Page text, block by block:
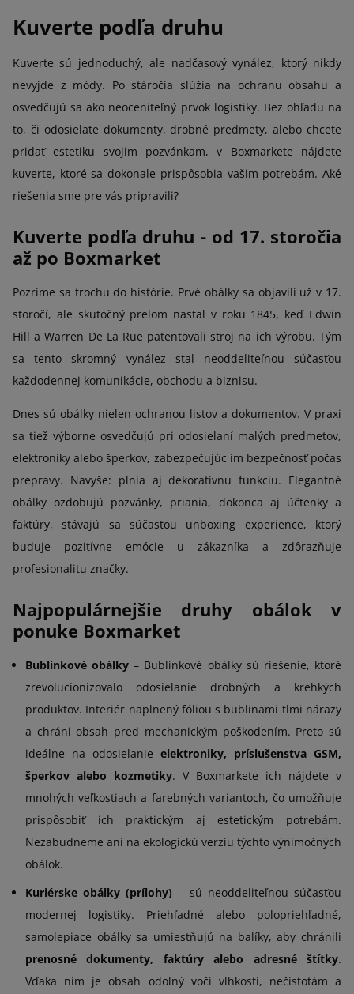
Kuverte podľa druhu
Kuverte sú jednoduchý, ale nadčasový vynález, ktorý nikdy
nevyjde z módy. Po stáročia slúžia na ochranu obsahu a
osvedčujú sa ako neoceniteľný prvok logistiky. Bez ohľadu na
to, či odosielate dokumenty, drobné predmety, alebo chcete
pridať estetiku svojim pozvánkam, v Boxmarkete nájdete
kuverte, ktoré sa dokonale prispôsobia vašim potrebám. Aké
riešenia sme pre vás pripravili?
Kuverte podľa druhu - od 17. storočia
až po Boxmarket
Pozrime sa trochu do histórie. Prvé obálky sa objavili už v 17.
storočí, ale skutočný prelom nastal v roku 1845, keď Edwin
Hill a Warren De La Rue patentovali stroj na ich výrobu. Tým
sa tento skromný vynález stal neoddeliteľnou súčasťou
každodennej komunikácie, obchodu a biznisu.
Dnes sú obálky nielen ochranou listov a dokumentov. V praxi
sa tiež výborne osvedčujú pri odosielaní malých predmetov,
elektroniky alebo šperkov, zabezpečujúc im bezpečnosť počas
prepravy. Navyše: plnia aj dekoratívnu funkciu. Elegantné
obálky ozdobujú pozvánky, priania, dokonca aj účtenky a
faktúry, stávajú sa súčasťou unboxing experience, ktorý
buduje pozitívne emócie u zákazníka a zdôrazňuje
profesionalitu značky.
Najpopulárnejšie druhy obálok v
ponuke Boxmarket
Bublinkové obálky – Bublinkové obálky sú riešenie, ktoré
zrevolucionizovalo odosielanie drobných a krehkých
produktov. Interiér naplnený fóliou s bublinami tlmi nárazy
a chráni obsah pred mechanickým poškodením. Preto sú
ideálne na odosielanie elektroniky, príslušenstva GSM,
šperkov alebo kozmetiky. V Boxmarkete ich nájdete v
mnohých veľkostiach a farebných variantoch, čo umožňuje
prispôsobiť ich praktickým aj estetickým potrebám.
Nezabudneme ani na ekologickú verziu týchto výnimočných
obálok.
Kuriérske obálky (prílohy) – sú neoddeliteľnou súčasťou
modernej logistiky. Priehľadné alebo polopriehľadné,
samolepiace obálky sa umiestňujú na balíky, aby chránili
prenosné dokumenty, faktúry alebo adresné štítky.
Vďaka nim je obsah odolný voči vlhkosti, nečistotám a